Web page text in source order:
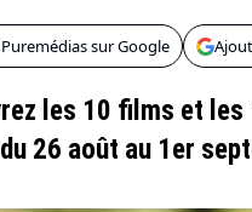
sur Google
les 10 films et
26 août au 1er